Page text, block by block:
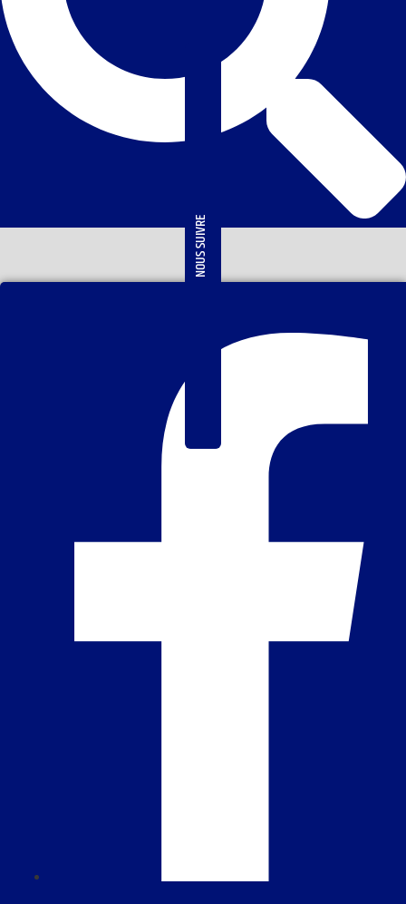
NOUS SUIVRE